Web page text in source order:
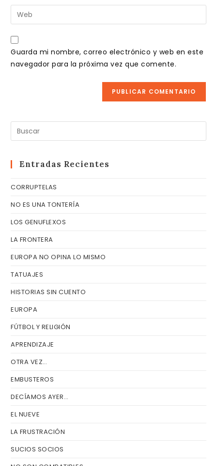
de
usuario
para
comentar
dirección
de
electrónico
para
comentar
Introduce
la
URL
de
Guarda mi nombre, correo electrónico y web en este
navegador para la próxima vez que comente.
Entradas Recientes
CORRUPTELAS
NO ES UNA TONTERÍA
LOS GENUFLEXOS
LA FRONTERA
EUROPA NO OPINA LO MISMO
TATUAJES
HISTORIAS SIN CUENTO
EUROPA
FÚTBOL Y RELIGIÓN
APRENDIZAJE
OTRA VEZ…
EMBUSTEROS
DECÍAMOS AYER…
EL NUEVE
LA FRUSTRACIÓN
SUCIOS SOCIOS